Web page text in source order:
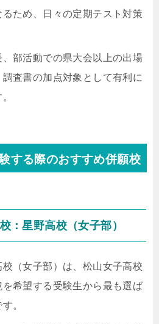
ため、日々の定期テスト対策
部活動での県大会以上の出場
査書の加点対象として有利に
する際のおすすめ併願校
：星野高校（女子部）
（女子部）は、松山女子高校
希望する受験生から最も選ば
。